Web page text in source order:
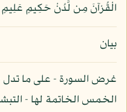
الْقُرْآنَ مِن لَّدُنْ حَكِيمٍ عَلِيمٍ
بيان
غرض السورة - على ما تدل
الخمس الخاتمة لها -